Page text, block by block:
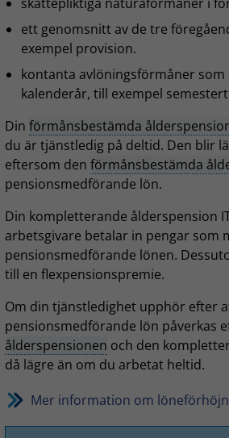
ett genomsnitt av de tre
exempel provision.
kontanta avlöningsförmåner
kalenderår, till exempel
Din förmånsbestämda
du är tjänstledig på deltid. Den blir
eftersom den förmånsbestämda
pensionsmedförande lön.
Din kompletterande ålderspension
arbetsgivare betalar in pengar som
pensionsmedförande lönen.
till en flexpensionspremie.
Om din tjänstledighet upphör efter
pensionsmedförande lön påverkas
ålderspensionen och den
då lägre än om du arbetat heltid.
Mer information om